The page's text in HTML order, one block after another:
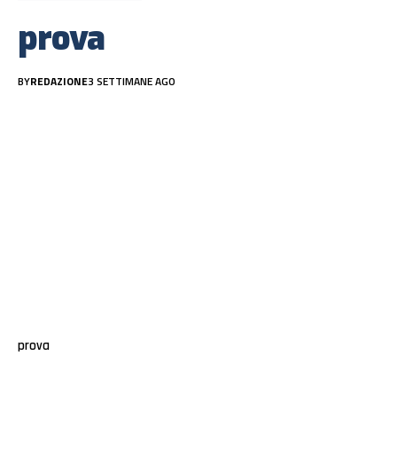
prova
BYREDAZIONE3 SETTIMANE AGO
prova